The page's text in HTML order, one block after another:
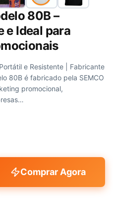
80B –
e Ideal para
e Resistente | Fabricante
80B é fabricado pela SEMCO
promocional,
Comprar Agora